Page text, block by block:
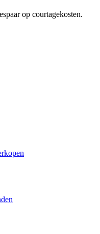
op courtagekosten.